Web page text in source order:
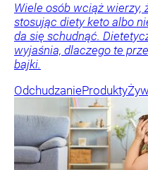
Wiele osób wciąż wierzy,
stosując diety keto albo
da się schudnąć.
wyjaśnia, dlaczego te
bajki.
OdchudzanieProdukty